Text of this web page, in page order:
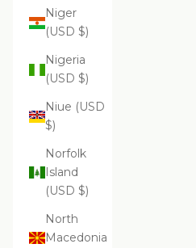
Niger
(USD $)
Nigeria
(USD $)
Niue (USD
$)
Norfolk
Island
(USD $)
North
Macedonia